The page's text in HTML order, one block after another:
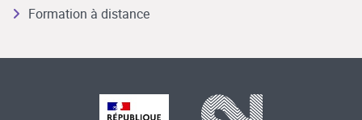
Formation à distance